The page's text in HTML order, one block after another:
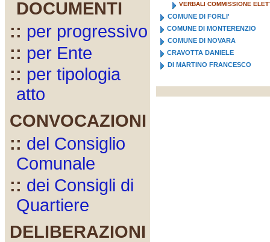
DOCUMENTI
:: per progressivo
:: per Ente
:: per tipologia
atto
CONVOCAZIONI
:: del Consiglio
Comunale
:: dei Consigli di
Quartiere
DELIBERAZIONI
VERBALI COMMISSIONE
COMUNE DI FORLI'
COMUNE DI MONTERENZIO
COMUNE DI NOVARA
CRAVOTTA DANIELE
DI MARTINO FRANCESCO